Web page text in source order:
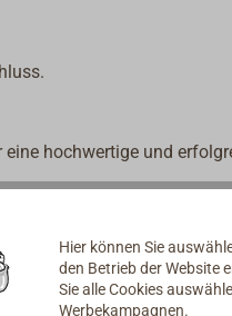
hochwertige und
schwerem Messing
sich hier in Harmonie.
Hier können Sie
den Betrieb der Website
Sie alle Cookies
Werbekampagnen.